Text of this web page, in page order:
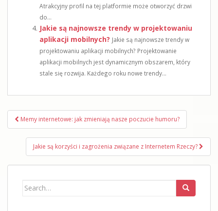
Atrakcyjny profil na tej platformie może otworzyć drzwi
do...
Jakie są najnowsze trendy w projektowaniu
aplikacji mobilnych? Jakie są najnowsze trendy w
projektowaniu aplikacji mobilnych? Projektowanie
aplikacji mobilnych jest dynamicznym obszarem, który
stale się rozwija. Każdego roku nowe trendy...
Nawigacja
wpisu
Memy internetowe: jak zmieniają nasze poczucie humoru?
Jakie są korzyści i zagrożenia związane z Internetem Rzeczy?
Search